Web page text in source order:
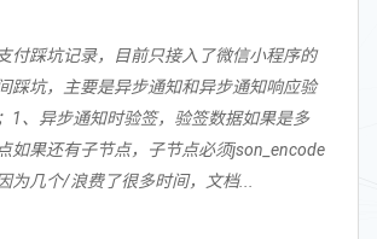
付踩坑记录，目前只接入了微信小程序的
踩坑，主要是异步通知和异步通知响应验
1、异步通知时验签，验签数据如果是多
如果还有子节点，子节点必须json_encode
为几个/浪费了很多时间，文档...